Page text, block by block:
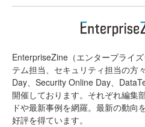
EnterpriseZine（エンタープライ
テム担当、セキュリティ担当の方
Day、Security Online Day、
開催しております。それぞれ編集
ドや最新事例を網羅。最新の動向
好評を得ています。